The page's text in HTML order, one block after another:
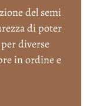
del semi
di poter
diverse
in ordine e